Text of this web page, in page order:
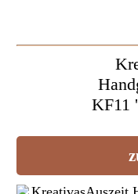
KF11